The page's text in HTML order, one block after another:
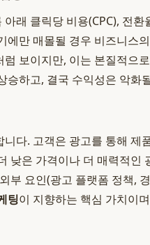
래 클릭당 비용(CPC), 전환
만 매몰될 경우 비즈니스
보이지만, 이는 본질적으
하고, 결국 수익성은 악화
다. 고객은 광고를 통해 제
낮은 가격이나 더 매력적인
부 요인(광고 플랫폼 정책,
팅이 지향하는 핵심 가치이